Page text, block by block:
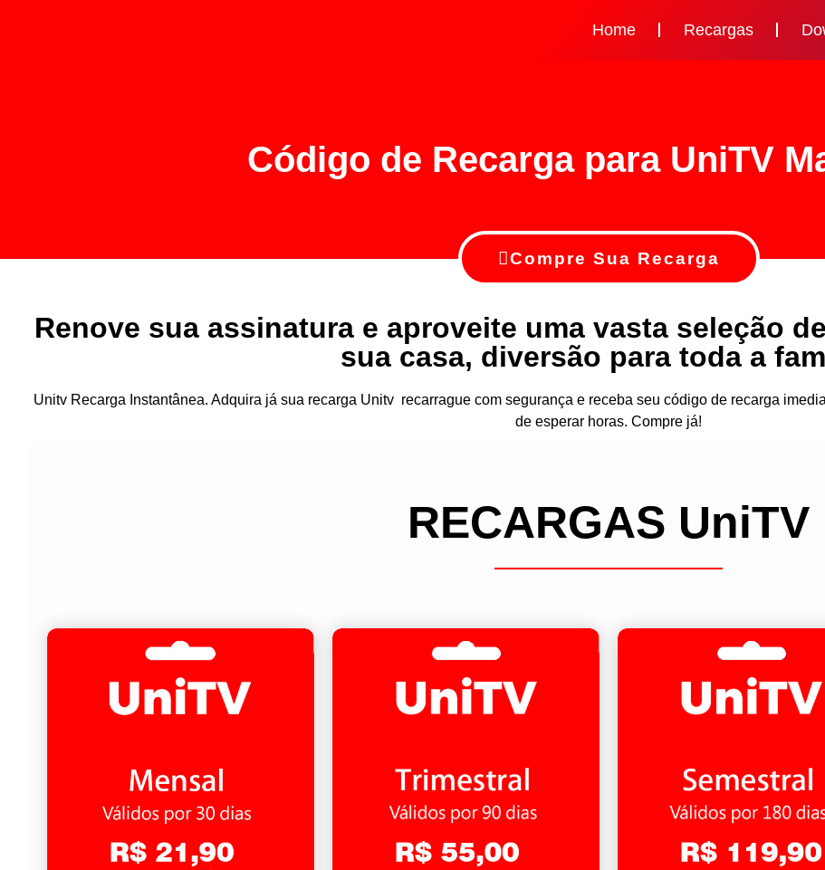
Home Recargas
Código de Recarga para UniTV
Compre Sua Recarga
Renove sua assinatura e aproveite uma vasta seleção
sua casa, diversão para toda a
Unitv Recarga Instantânea. Adquira já sua recarga Unitv recarrague com segurança e receba seu código de recarga
de esperar horas. Compre já!
RECARGAS UniTV